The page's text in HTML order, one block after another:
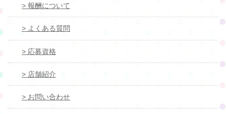
> 報酬について
> よくある質問
> 応募資格
> 店舗紹介
> お問い合わせ